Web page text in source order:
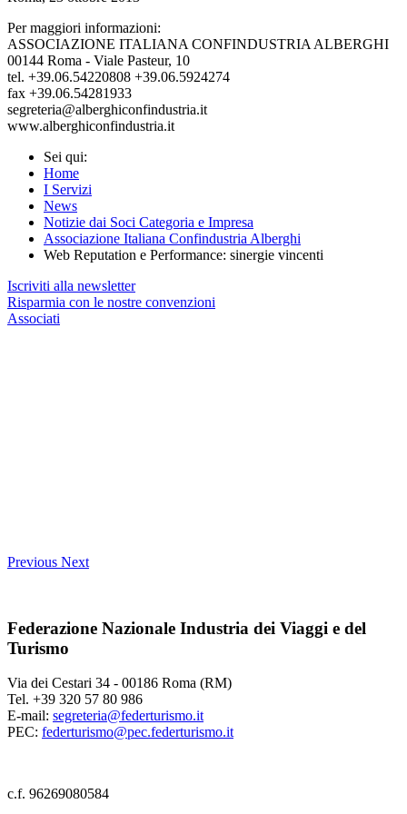
Per maggiori informazioni:
ASSOCIAZIONE ITALIANA CONFINDUSTRIA ALBERGHI
00144 Roma - Viale Pasteur, 10
tel. +39.06.54220808 +39.06.5924274
fax +39.06.54281933
segreteria@alberghiconfindustria.it
www.alberghiconfindustria.it
Sei qui:
Home
I Servizi
News
Notizie dai Soci Categoria e Impresa
Associazione Italiana Confindustria Alberghi
Web Reputation e Performance: sinergie vincenti
Iscriviti alla newsletter
Risparmia con le nostre convenzioni
Associati
Previous Next
Federazione Nazionale Industria dei Viaggi e del
Turismo
Via dei Cestari 34 - 00186 Roma (RM)
Tel. +39 320 57 80 986
E-mail: segreteria@federturismo.it
PEC: federturismo@pec.federturismo.it
c.f. 96269080584